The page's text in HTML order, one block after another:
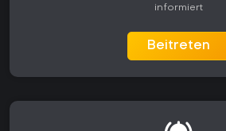
informiert
Beitreten